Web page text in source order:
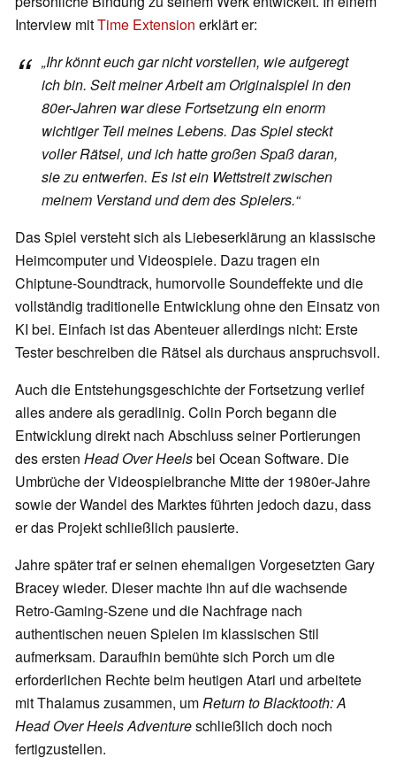
Interview mitTime Extension erklärt er:
„Ihr könnt euch gar nicht vorstellen, wie aufgeregt
ich bin. Seit meiner Arbeit am Originalspiel in den
80er-Jahren war diese Fortsetzung ein enorm
wichtiger Teil meines Lebens. Das Spiel steckt
voller Rätsel, und ich hatte großen Spaß daran,
sie zu entwerfen. Es ist ein Wettstreit zwischen
meinem Verstand und dem des Spielers.“
Das Spiel versteht sich als Liebeserklärung an klassische
Heimcomputer und Videospiele. Dazu tragen ein
Chiptune-Soundtrack, humorvolle Soundeffekte und die
vollständig traditionelle Entwicklung ohne den Einsatz von
KI bei. Einfach ist das Abenteuer allerdings nicht: Erste
Tester beschreiben die Rätsel als durchaus anspruchsvoll.
Auch die Entstehungsgeschichte der Fortsetzung verlief
alles andere als geradlinig. Colin Porch begann die
Entwicklung direkt nach Abschluss seiner Portierungen
des ersten Head Over Heelsbei Ocean Software. Die
Umbrüche der Videospielbranche Mitte der 1980er-Jahre
sowie der Wandel des Marktes führten jedoch dazu, dass
er das Projekt schließlich pausierte.
Jahre später traf er seinen ehemaligen Vorgesetzten Gary
Bracey wieder. Dieser machte ihn auf die wachsende
Retro-Gaming-Szene und die Nachfrage nach
authentischen neuen Spielen im klassischen Stil
aufmerksam. Daraufhin bemühte sich Porch um die
erforderlichen Rechte beim heutigen Atari und arbeitete
mit Thalamus zusammen, umReturn to Blacktooth: A
Head Over Heels Adventureschließlich doch noch
fertigzustellen.